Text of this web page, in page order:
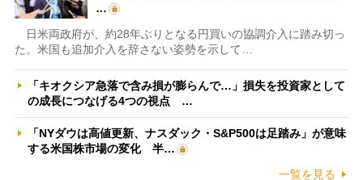
…
日米両政府が、約28年ぶりとなる円買いの協調介入に踏み切っ
た。米国も追加介入を辞さない姿勢を示して…
「キオクシア急落で含み損が膨らんで…」損失を投資家として
の成長につなげる4つの視点 …
「NYダウは高値更新、ナスダック・S&P500は足踏み」が意味
する米国株市場の変化 半…
一覧を見る